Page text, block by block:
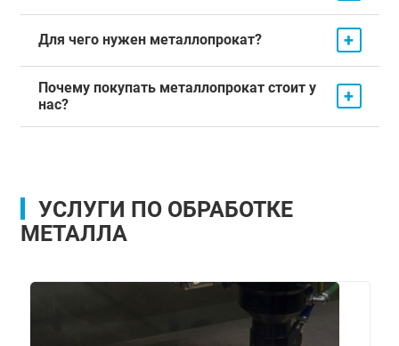
Для чего нужен металлопрокат? +
Почему покупать металлопрокат стоит у
нас?
+
УСЛУГИ ПО ОБРАБОТКЕ
МЕТАЛЛА